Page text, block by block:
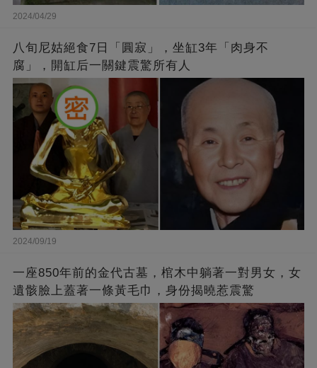
2024/04/29
八旬尼姑絕食7日「圓寂」，坐缸3年「肉身不
腐」，開缸后一關鍵震驚所有人
2024/09/19
一座850年前的金代古墓，棺木中躺著一對男女，女
遺骸臉上蓋著一條黃毛巾，身份揭曉惹震驚